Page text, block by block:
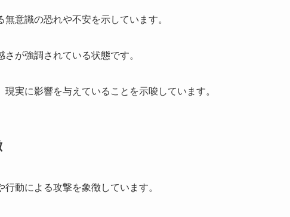
意識の恐れや不安を示しています。
が強調されている状態です。
実に影響を与えていることを示唆しています。
動による攻撃を象徴しています。